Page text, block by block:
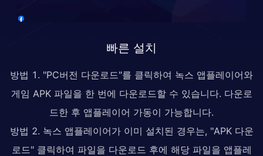
빠른 설치
방법 1. "PC버전 다운로드"를 클릭하여 녹스 앱플레이어와
게임 APK 파일을 한 번에 다운로드할 수 있습니다. 다운로
드한 후 앱플레이어 가동이 가능합니다.
방법 2. 녹스 앱플레이어가 이미 설치된 경우는, "APK 다운
로드" 클릭하여 파일을 다운로드 후에 해당 파일을 앱플레